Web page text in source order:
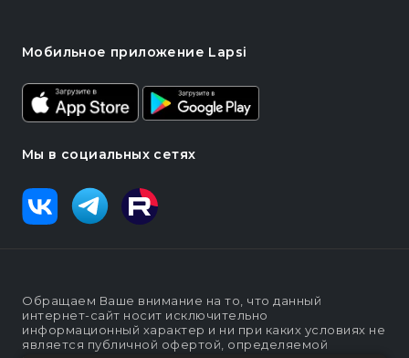
Мобильное приложение Lapsi
Мы в социальных сетях
Обращаем Ваше внимание на то, что данный
интернет-сайт носит исключительно
информационный характер и ни при каких условиях не
является публичной офертой, определяемой